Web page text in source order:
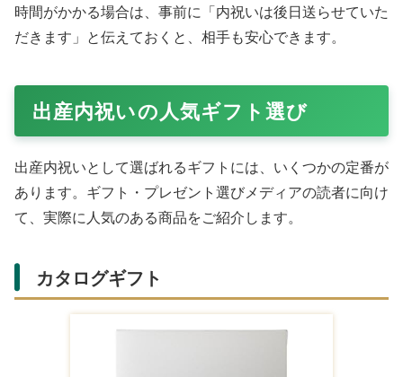
時間がかかる場合は、事前に「内祝いは後日送らせていた
だきます」と伝えておくと、相手も安心できます。
出産内祝いの人気ギフト選び
出産内祝いとして選ばれるギフトには、いくつかの定番が
あります。ギフト・プレゼント選びメディアの読者に向け
て、実際に人気のある商品をご紹介します。
カタログギフト